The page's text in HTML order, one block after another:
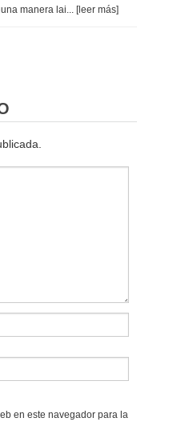
manera lai... [leer más]
en este navegador para la